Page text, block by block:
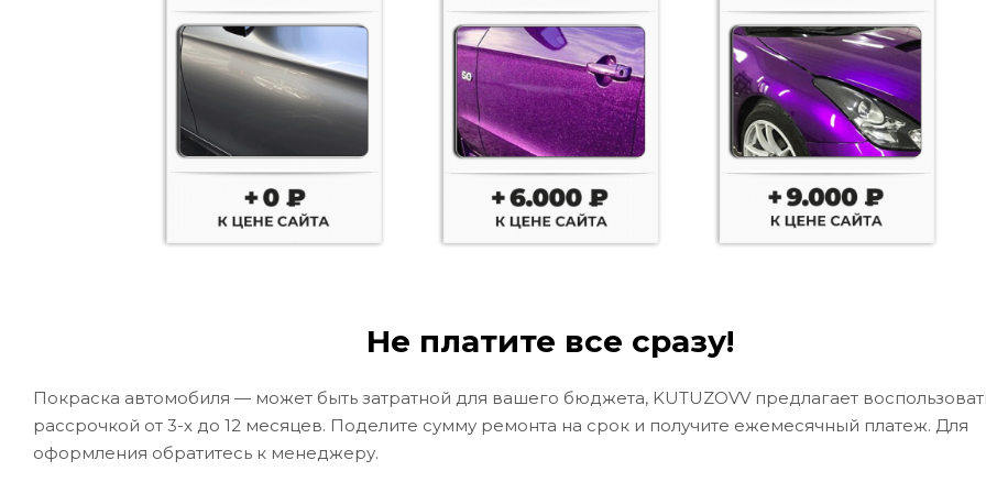
Не платите все сразу!
Покраска автомобиля — может быть затратной для вашего бюджета, KUTUZOVV предлагает
рассрочкой от 3-х до 12 месяцев. Поделите сумму ремонта на срок и получите ежемесячный платеж. Для
оформления обратитесь к менеджеру.